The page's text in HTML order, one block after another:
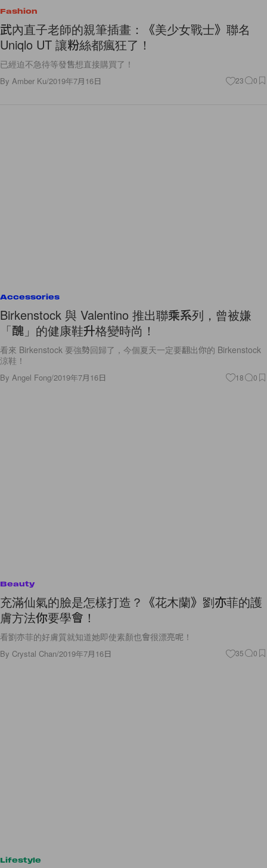
Fashion
武內直子老師的親筆插畫：《美少女戰士》聯名
Uniqlo UT 讓粉絲都瘋狂了！
已經迫不急待等發售想直接購買了！
By Amber Ku/2019年7月16日 23 0
Accessories
Birkenstock 與 Valentino 推出聯乘系列，曾被嫌
「醜」的健康鞋升格變時尚！
看來 Birkenstock 要強勢回歸了，今個夏天一定要翻出你的 Birkenstock
涼鞋！
By Angel Fong/2019年7月16日 18 0
Beauty
充滿仙氣的臉是怎樣打造？《花木蘭》劉亦菲的護
膚方法你要學會！
看劉亦菲的好膚質就知道她即使素顏也會很漂亮呢！
By Crystal Chan/2019年7月16日 35 0
Lifestyle